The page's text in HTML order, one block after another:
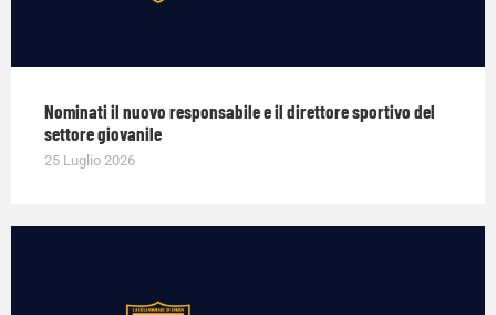
Nominati il nuovo responsabile e il direttore sportivo del
settore giovanile
25 Luglio 2026